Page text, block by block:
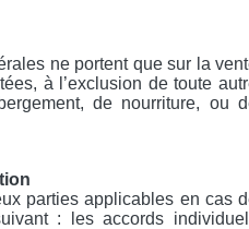
ne portent que sur la
à l’exclusion de toute
de nourriture, ou
parties applicables en cas
: les accords